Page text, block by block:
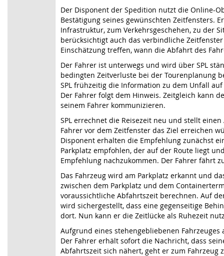
Der Disponent der Spedition nutzt die Online-
Bestätigung seines gewünschten Zeitfensters.
Infrastruktur, zum Verkehrsgeschehen, zu der
berücksichtigt auch das verbindliche
Einschätzung treffen, wann die Abfahrt des
Der Fahrer ist unterwegs und wird über SPL
bedingten Zeitverluste bei der Tourenplanung
SPL frühzeitig die Information zu dem Unfall
Der Fahrer folgt dem Hinweis. Zeitgleich kann
seinem Fahrer kommunizieren.
SPL errechnet die Reisezeit neu und stellt
Fahrer vor dem Zeitfenster das Ziel erreichen
Disponent erhalten die Empfehlung zunächst
Parkplatz empfohlen, der auf der Route liegt
Empfehlung nachzukommen. Der Fahrer fährt
Das Fahrzeug wird am Parkplatz erkannt und
zwischen dem Parkplatz und dem
voraussichtliche Abfahrtszeit berechnen. Auf
wird sichergestellt, dass eine gegenseitige
dort. Nun kann er die Zeitlücke als Ruhezeit
Aufgrund eines stehengebliebenen
Der Fahrer erhält sofort die Nachricht, dass
Abfahrtszeit sich nähert, geht er zum